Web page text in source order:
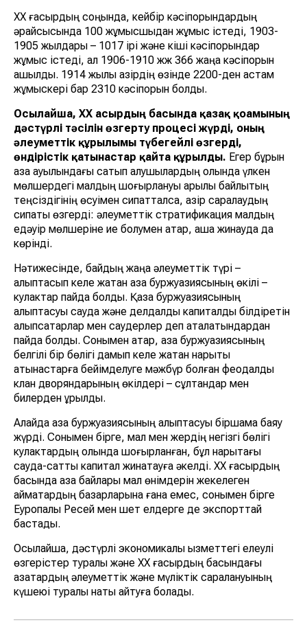
XX ғасырдың соңында, кейбір кәсіпорындардың
әрқайсысында 100 жұмысшыдан жұмыс істеді, 1903-
1905 жылдары – 1017 ірі және кіші кәсіпорындар
жұмыс істеді, ал 1906-1910 жж 366 жаңа кәсіпорын
ашылды. 1914 жылы қазірдің өзінде 2200-ден астам
жұмыскері бар 2310 кәсіпорын болды.
Осылайша, ХХ ғасырдың басында қазақ қоғамының
дәстүрлі тәсілін өзгерту процесі жүрді, оның
әлеуметтік құрылымы түбегейлі өзгерді,
өндірістік қатынастар қайта құрылды. Егер бұрын
қазақ ауылындағы сатып алушылардың қолында үлкен
мөлшердегі малдың шоғырлануы арқылы байлықтың
теңсіздігінің өсуімен сипатталса, қазір саралаудың
сипаты өзгерді: әлеуметтік стратификация малдың
едәуір мөлшеріне ие болумен қатар, ақша жинауда да
көрінді.
Нәтижесінде, байдың жаңа әлеуметтік түрі –
қалыптасып келе жатқан қазақ буржуазиясының өкілі –
кулактар пайда болды. Қазақ буржуазиясының
қалыптасуы сауда және делдалдық капиталды білдіретін
алыпсатарлар мен саудерлер деп аталатындардан
пайда болды. Сонымен қатар, қазақ буржуазиясының
белгілі бір бөлігі дамып келе жатқан нарықтық
қатынастарға бейімделуге мәжбүр болған феодалдық
клан дворяндарының өкілдері – сұлтандар мен
билерден құрылды.
Алайда қазақ буржуазиясының қалыптасуы біршама баяу
жүрді. Сонымен бірге, мал мен жердің негізгі бөлігі
кулактардың қолында шоғырланған, бұл нарықтағы
сауда-саттық капитал жинақтауға әкелді. ХХ ғасырдың
басында қазақ байлары мал өнімдерін жекелеген
аймақтардың базарларына ғана емес, сонымен бірге
Еуропалық Ресей мен шет елдерге де экспорттай
бастады.
Осылайша, дәстүрлі экономикалық қызметтегі елеулі
өзгерістер туралы және ХХ ғасырдың басындағы
қазақтардың әлеуметтік және мүліктік саралануының
күшеюі туралы нақты айтуға болады.